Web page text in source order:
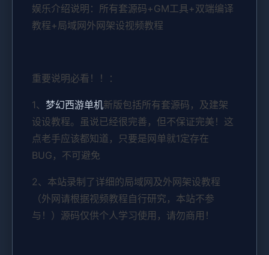
娱乐介绍说明：所有套源码+GM工具+双端编译
教程+局域网外网架设视频教程
重要说明必看！！：
1、 梦幻西游单机新版包括所有套源码，及建架
设设教程。虽说已经很完善，但不保证完美！这
点老手应该都知道，只要是网单就1定存在
BUG，不可避免
2、本站录制了详细的局域网及外网架设教程
（外网请根据视频教程自行研究，本站不参
与！）源码仅供个人学习使用，请勿商用！